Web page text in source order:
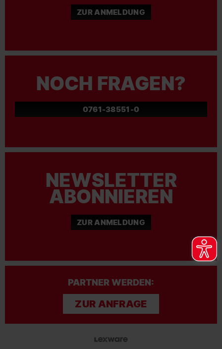
ZUR ANMELDUNG
NOCH FRAGEN?
0761-38551-0
NEWSLETTER
ABONNIEREN
ZUR ANMELDUNG
PARTNER WERDEN:
ZUR ANFRAGE